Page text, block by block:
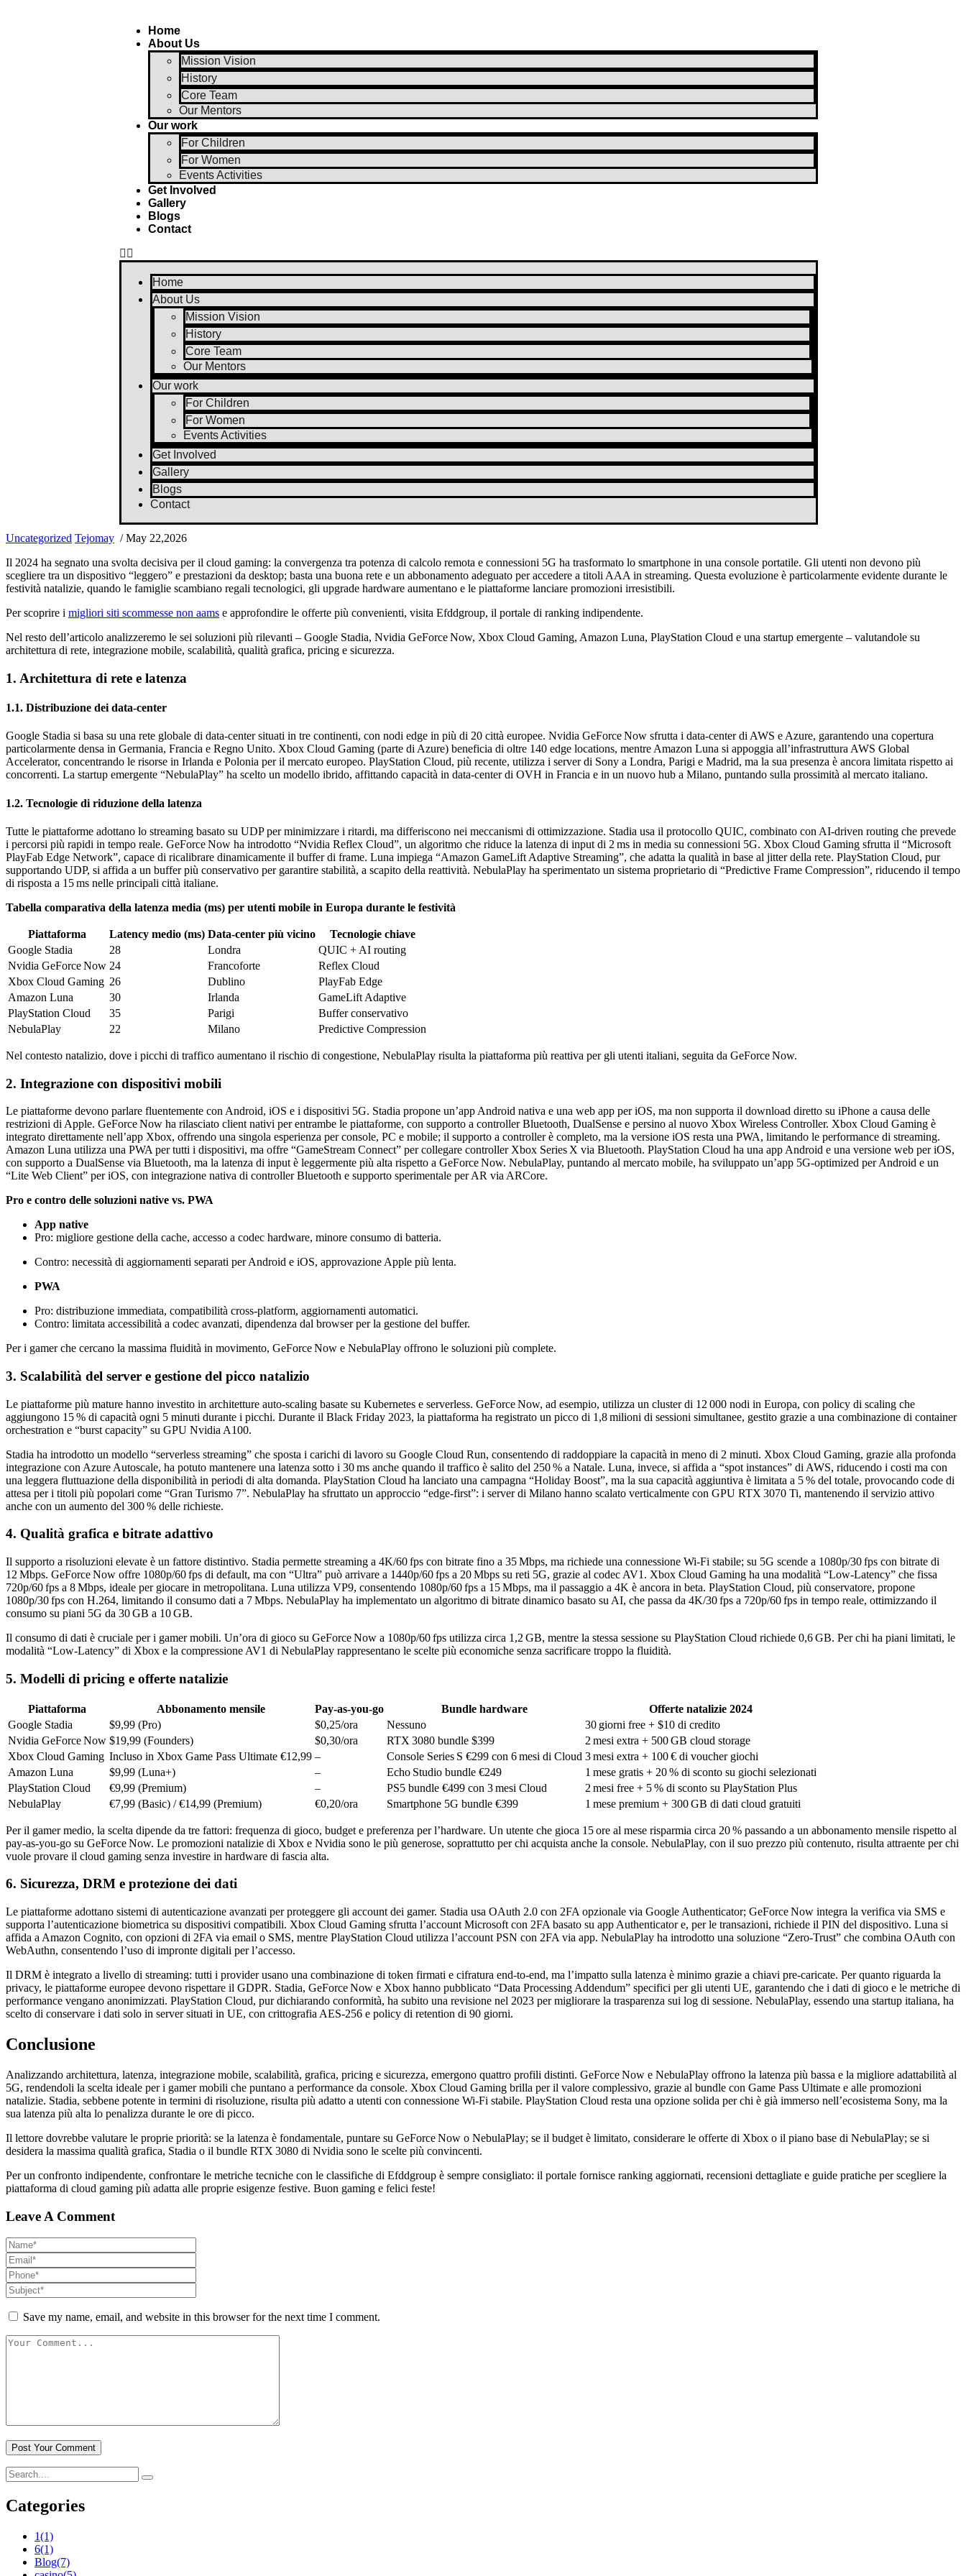
Home
About Us
Mission Vision
History
Core Team
Our Mentors
Our work
For Children
For Women
Events Activities
Get Involved
Gallery
Blogs
Contact
Home
About Us
Mission Vision
History
Core Team
Our Mentors
Our work
For Children
For Women
Events Activities
Get Involved
Gallery
Blogs
Contact
Uncategorized Tejomay / May 22,2026
Il 2024 ha segnato una svolta decisiva per il cloud gaming: la convergenza tra potenza di calcolo remota e connessioni 5G ha trasformato lo smartphone in una console portatile. Gli utenti non devono più
scegliere tra un dispositivo “leggero” e prestazioni da desktop; basta una buona rete e un abbonamento adeguato per accedere a titoli AAA in streaming. Questa evoluzione è particolarmente evidente durante le
festività natalizie, quando le famiglie scambiano regali tecnologici, gli upgrade hardware aumentano e le piattaforme lanciare promozioni irresistibili.
Per scoprire i migliori siti scommesse non aams e approfondire le offerte più convenienti, visita Efddgroup, il portale di ranking indipendente.
Nel resto dell’articolo analizzeremo le sei soluzioni più rilevanti – Google Stadia, Nvidia GeForce Now, Xbox Cloud Gaming, Amazon Luna, PlayStation Cloud e una startup emergente – valutandole su
architettura di rete, integrazione mobile, scalabilità, qualità grafica, pricing e sicurezza.
1. Architettura di rete e latenza
1.1. Distribuzione dei data‑center
Google Stadia si basa su una rete globale di data‑center situati in tre continenti, con nodi edge in più di 20 città europee. Nvidia GeForce Now sfrutta i data‑center di AWS e Azure, garantendo una copertura
particolarmente densa in Germania, Francia e Regno Unito. Xbox Cloud Gaming (parte di Azure) beneficia di oltre 140 edge locations, mentre Amazon Luna si appoggia all’infrastruttura AWS Global
Accelerator, concentrando le risorse in Irlanda e Polonia per il mercato europeo. PlayStation Cloud, più recente, utilizza i server di Sony a Londra, Parigi e Madrid, ma la sua presenza è ancora limitata rispetto ai
concorrenti. La startup emergente “NebulaPlay” ha scelto un modello ibrido, affittando capacità in data‑center di OVH in Francia e in un nuovo hub a Milano, puntando sulla prossimità al mercato italiano.
1.2. Tecnologie di riduzione della latenza
Tutte le piattaforme adottano lo streaming basato su UDP per minimizzare i ritardi, ma differiscono nei meccanismi di ottimizzazione. Stadia usa il protocollo QUIC, combinato con AI‑driven routing che prevede
i percorsi più rapidi in tempo reale. GeForce Now ha introdotto “Nvidia Reflex Cloud”, un algoritmo che riduce la latenza di input di 2 ms in media su connessioni 5G. Xbox Cloud Gaming sfrutta il “Microsoft
PlayFab Edge Network”, capace di ricalibrare dinamicamente il buffer di frame. Luna impiega “Amazon GameLift Adaptive Streaming”, che adatta la qualità in base al jitter della rete. PlayStation Cloud, pur
supportando UDP, si affida a un buffer più conservativo per garantire stabilità, a scapito della reattività. NebulaPlay ha sperimentato un sistema proprietario di “Predictive Frame Compression”, riducendo il tempo
di risposta a 15 ms nelle principali città italiane.
Tabella comparativa della latenza media (ms) per utenti mobile in Europa durante le festività
Piattaforma Latency medio (ms) Data‑center più vicino
Tecnologie chiave
Google Stadia
28 Londra
QUIC + AI routing
Nvidia GeForce Now 24 Francoforte
Reflex Cloud
Xbox Cloud Gaming 26 Dublino
PlayFab Edge
Amazon Luna
30 Irlanda
GameLift Adaptive
PlayStation Cloud
35 Parigi
Buffer conservativo
NebulaPlay
22 Milano Predictive Compression
Nel contesto natalizio, dove i picchi di traffico aumentano il rischio di congestione, NebulaPlay risulta la piattaforma più reattiva per gli utenti italiani, seguita da GeForce Now.
2. Integrazione con dispositivi mobili
Le piattaforme devono parlare fluentemente con Android, iOS e i dispositivi 5G. Stadia propone un’app Android nativa e una web app per iOS, ma non supporta il download diretto su iPhone a causa delle
restrizioni di Apple. GeForce Now ha rilasciato client nativi per entrambe le piattaforme, con supporto a controller Bluetooth, DualSense e persino al nuovo Xbox Wireless Controller. Xbox Cloud Gaming è
integrato direttamente nell’app Xbox, offrendo una singola esperienza per console, PC e mobile; il supporto a controller è completo, ma la versione iOS resta una PWA, limitando le performance di streaming.
Amazon Luna utilizza una PWA per tutti i dispositivi, ma offre “GameStream Connect” per collegare controller Xbox Series X via Bluetooth. PlayStation Cloud ha una app Android e una versione web per iOS,
con supporto a DualSense via Bluetooth, ma la latenza di input è leggermente più alta rispetto a GeForce Now. NebulaPlay, puntando al mercato mobile, ha sviluppato un’app 5G‑optimized per Android e un
“Lite Web Client” per iOS, con integrazione nativa di controller Bluetooth e supporto sperimentale per AR via ARCore.
Pro e contro delle soluzioni native vs. PWA
App native
Pro: migliore gestione della cache, accesso a codec hardware, minore consumo di batteria.
Contro: necessità di aggiornamenti separati per Android e iOS, approvazione Apple più lenta.
PWA
Pro: distribuzione immediata, compatibilità cross‑platform, aggiornamenti automatici.
Contro: limitata accessibilità a codec avanzati, dipendenza dal browser per la gestione del buffer.
Per i gamer che cercano la massima fluidità in movimento, GeForce Now e NebulaPlay offrono le soluzioni più complete.
3. Scalabilità del server e gestione del picco natalizio
Le piattaforme più mature hanno investito in architetture auto‑scaling basate su Kubernetes e serverless. GeForce Now, ad esempio, utilizza un cluster di 12 000 nodi in Europa, con policy di scaling che
aggiungono 15 % di capacità ogni 5 minuti durante i picchi. Durante il Black Friday 2023, la piattaforma ha registrato un picco di 1,8 milioni di sessioni simultanee, gestito grazie a una combinazione di container
orchestration e “burst capacity” su GPU Nvidia A100.
Stadia ha introdotto un modello “serverless streaming” che sposta i carichi di lavoro su Google Cloud Run, consentendo di raddoppiare la capacità in meno di 2 minuti. Xbox Cloud Gaming, grazie alla profonda
integrazione con Azure Autoscale, ha potuto mantenere una latenza sotto i 30 ms anche quando il traffico è salito del 250 % a Natale. Luna, invece, si affida a “spot instances” di AWS, riducendo i costi ma con
una leggera fluttuazione della disponibilità in periodi di alta domanda. PlayStation Cloud ha lanciato una campagna “Holiday Boost”, ma la sua capacità aggiuntiva è limitata a 5 % del totale, provocando code di
attesa per i titoli più popolari come “Gran Turismo 7”. NebulaPlay ha sfruttato un approccio “edge‑first”: i server di Milano hanno scalato verticalmente con GPU RTX 3070 Ti, mantenendo il servizio attivo
anche con un aumento del 300 % delle richieste.
4. Qualità grafica e bitrate adattivo
Il supporto a risoluzioni elevate è un fattore distintivo. Stadia permette streaming a 4K/60 fps con bitrate fino a 35 Mbps, ma richiede una connessione Wi‑Fi stabile; su 5G scende a 1080p/30 fps con bitrate di
12 Mbps. GeForce Now offre 1080p/60 fps di default, ma con “Ultra” può arrivare a 1440p/60 fps a 20 Mbps su reti 5G, grazie al codec AV1. Xbox Cloud Gaming ha una modalità “Low‑Latency” che fissa
720p/60 fps a 8 Mbps, ideale per giocare in metropolitana. Luna utilizza VP9, consentendo 1080p/60 fps a 15 Mbps, ma il passaggio a 4K è ancora in beta. PlayStation Cloud, più conservatore, propone
1080p/30 fps con H.264, limitando il consumo dati a 7 Mbps. NebulaPlay ha implementato un algoritmo di bitrate dinamico basato su AI, che passa da 4K/30 fps a 720p/60 fps in tempo reale, ottimizzando il
consumo su piani 5G da 30 GB a 10 GB.
Il consumo di dati è cruciale per i gamer mobili. Un’ora di gioco su GeForce Now a 1080p/60 fps utilizza circa 1,2 GB, mentre la stessa sessione su PlayStation Cloud richiede 0,6 GB. Per chi ha piani limitati, le
modalità “Low‑Latency” di Xbox e la compressione AV1 di NebulaPlay rappresentano le scelte più economiche senza sacrificare troppo la fluidità.
5. Modelli di pricing e offerte natalizie
Piattaforma Abbonamento mensile Pay‑as‑you‑go Bundle hardware
Offerte natalizie 2024
Google Stadia
$9,99 (Pro) $0,25/ora Nessuno
30 giorni free + $10 di credito
Nvidia GeForce Now $19,99 (Founders) $0,30/ora RTX 3080 bundle $399
2 mesi extra + 500 GB cloud storage
Xbox Cloud Gaming Incluso in Xbox Game Pass Ultimate €12,99 – Console Series S €299 con 6 mesi di Cloud 3 mesi extra + 100 € di voucher giochi
Amazon Luna
$9,99 (Luna+) – Echo Studio bundle €249
1 mese gratis + 20 % di sconto su giochi selezionati
PlayStation Cloud
€9,99 (Premium) – PS5 bundle €499 con 3 mesi Cloud
2 mesi free + 5 % di sconto su PlayStation Plus
NebulaPlay
€7,99 (Basic) / €14,99 (Premium) €0,20/ora Smartphone 5G bundle €399 1 mese premium + 300 GB di dati cloud gratuiti
Per il gamer medio, la scelta dipende da tre fattori: frequenza di gioco, budget e preferenza per l’hardware. Un utente che gioca 15 ore al mese risparmia circa 20 % passando a un abbonamento mensile rispetto al
pay‑as‑you‑go su GeForce Now. Le promozioni natalizie di Xbox e Nvidia sono le più generose, soprattutto per chi acquista anche la console. NebulaPlay, con il suo prezzo più contenuto, risulta attraente per chi
vuole provare il cloud gaming senza investire in hardware di fascia alta.
6. Sicurezza, DRM e protezione dei dati
Le piattaforme adottano sistemi di autenticazione avanzati per proteggere gli account dei gamer. Stadia usa OAuth 2.0 con 2FA opzionale via Google Authenticator; GeForce Now integra la verifica via SMS e
supporta l’autenticazione biometrica su dispositivi compatibili. Xbox Cloud Gaming sfrutta l’account Microsoft con 2FA basato su app Authenticator e, per le transazioni, richiede il PIN del dispositivo. Luna si
affida a Amazon Cognito, con opzioni di 2FA via email o SMS, mentre PlayStation Cloud utilizza l’account PSN con 2FA via app. NebulaPlay ha introdotto una soluzione “Zero‑Trust” che combina OAuth con
WebAuthn, consentendo l’uso di impronte digitali per l’accesso.
Il DRM è integrato a livello di streaming: tutti i provider usano una combinazione di token firmati e cifratura end‑to‑end, ma l’impatto sulla latenza è minimo grazie a chiavi pre‑caricate. Per quanto riguarda la
privacy, le piattaforme europee devono rispettare il GDPR. Stadia, GeForce Now e Xbox hanno pubblicato “Data Processing Addendum” specifici per gli utenti UE, garantendo che i dati di gioco e le metriche di
performance vengano anonimizzati. PlayStation Cloud, pur dichiarando conformità, ha subito una revisione nel 2023 per migliorare la trasparenza sui log di sessione. NebulaPlay, essendo una startup italiana, ha
scelto di conservare i dati solo in server situati in UE, con crittografia AES‑256 e policy di retention di 90 giorni.
Conclusione
Analizzando architettura, latenza, integrazione mobile, scalabilità, grafica, pricing e sicurezza, emergono quattro profili distinti. GeForce Now e NebulaPlay offrono la latenza più bassa e la migliore adattabilità al
5G, rendendoli la scelta ideale per i gamer mobili che puntano a performance da console. Xbox Cloud Gaming brilla per il valore complessivo, grazie al bundle con Game Pass Ultimate e alle promozioni
natalizie. Stadia, sebbene potente in termini di risoluzione, risulta più adatto a utenti con connessione Wi‑Fi stabile. PlayStation Cloud resta una opzione solida per chi è già immerso nell’ecosistema Sony, ma la
sua latenza più alta lo penalizza durante le ore di picco.
Il lettore dovrebbe valutare le proprie priorità: se la latenza è fondamentale, puntare su GeForce Now o NebulaPlay; se il budget è limitato, considerare le offerte di Xbox o il piano base di NebulaPlay; se si
desidera la massima qualità grafica, Stadia o il bundle RTX 3080 di Nvidia sono le scelte più convincenti.
Per un confronto indipendente, confrontare le metriche tecniche con le classifiche di Efddgroup è sempre consigliato: il portale fornisce ranking aggiornati, recensioni dettagliate e guide pratiche per scegliere la
piattaforma di cloud gaming più adatta alle proprie esigenze festive. Buon gaming e felici feste!
Leave A Comment
Save my name, email, and website in this browser for the next time I comment.
Categories
1(1)
6(1)
Blog(7)